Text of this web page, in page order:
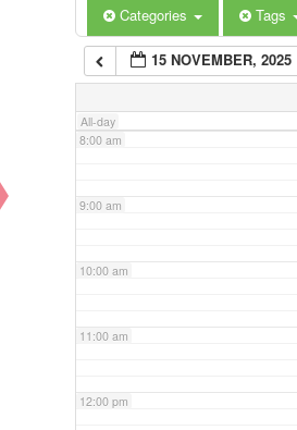
Categories Tags
15 NOVEMBER, 2025
All-day
6:00 am
7:00 am
8:00 am
9:00 am
10:00 am
11:00 am
12:00 pm